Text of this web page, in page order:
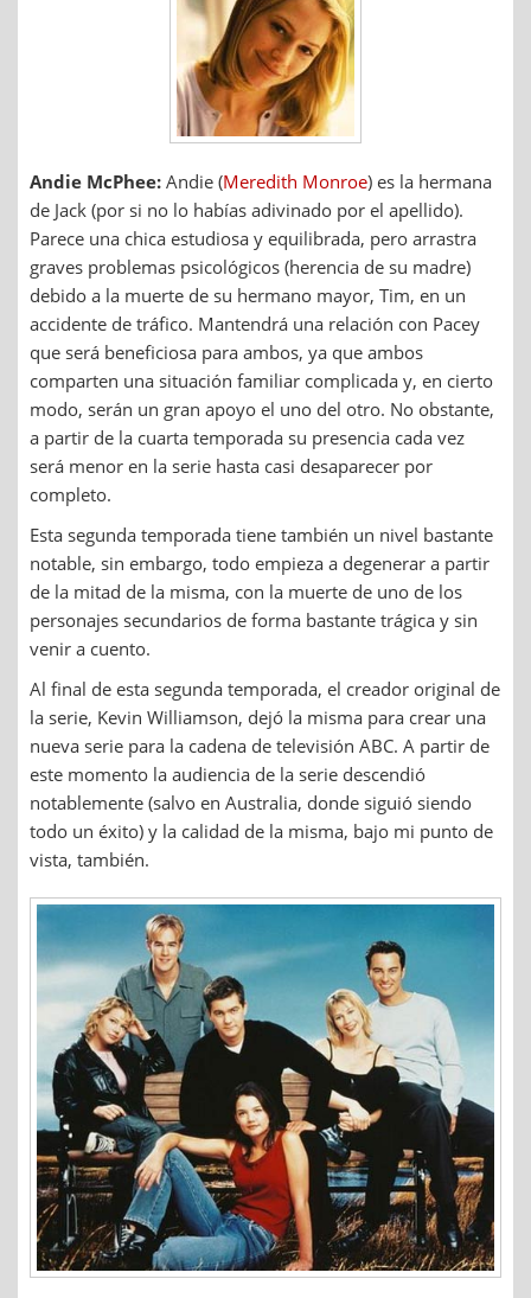
Andie McPhee: Andie (Meredith Monroe) es la hermana
de Jack (por si no lo habías adivinado por el apellido).
Parece una chica estudiosa y equilibrada, pero arrastra
graves problemas psicológicos (herencia de su madre)
debido a la muerte de su hermano mayor, Tim, en un
accidente de tráfico. Mantendrá una relación con Pacey
que será beneficiosa para ambos, ya que ambos
comparten una situación familiar complicada y, en cierto
modo, serán un gran apoyo el uno del otro. No obstante,
a partir de la cuarta temporada su presencia cada vez
será menor en la serie hasta casi desaparecer por
completo.
Esta segunda temporada tiene también un nivel bastante
notable, sin embargo, todo empieza a degenerar a partir
de la mitad de la misma, con la muerte de uno de los
personajes secundarios de forma bastante trágica y sin
venir a cuento.
Al final de esta segunda temporada, el creador original de
la serie, Kevin Williamson, dejó la misma para crear una
nueva serie para la cadena de televisión ABC. A partir de
este momento la audiencia de la serie descendió
notablemente (salvo en Australia, donde siguió siendo
todo un éxito) y la calidad de la misma, bajo mi punto de
vista, también.